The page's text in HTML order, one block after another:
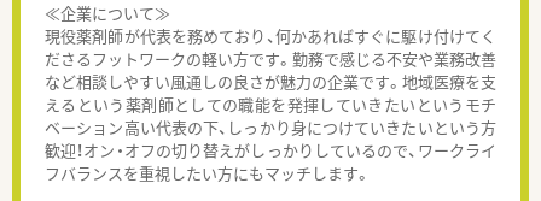
≪企業について≫
現役薬剤師が代表を務めており、何かあればすぐに駆け付けてく
ださるフットワークの軽い方です。勤務で感じる不安や業務改善
など相談しやすい風通しの良さが魅力の企業です。地域医療を支
えるという薬剤師としての職能を発揮していきたいというモチ
ベーション高い代表の下、しっかり身につけていきたいという方
歓迎！オン・オフの切り替えがしっかりしているので、ワークライ
フバランスを重視したい方にもマッチします。